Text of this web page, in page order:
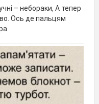
– небораки, А тепер
Ось де пальцям